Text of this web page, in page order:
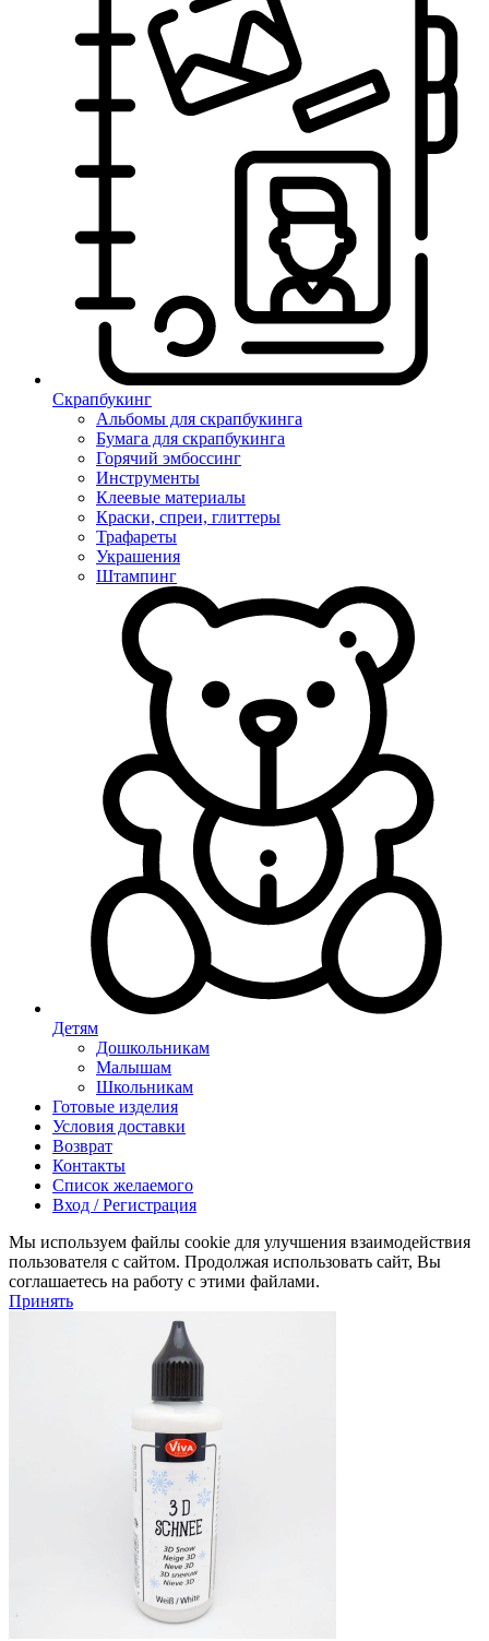
Скрапбукинг
Альбомы для скрапбукинга
Бумага для скрапбукинга
Горячий эмбоссинг
Инструменты
Клеевые материалы
Краски, спреи, глиттеры
Трафареты
Украшения
Штампинг
Детям
Дошкольникам
Малышам
Школьникам
Готовые изделия
Условия доставки
Возврат
Контакты
Список желаемого
Вход / Регистрация
Мы используем файлы cookie для улучшения взаимодействия
пользователя с сайтом. Продолжая использовать сайт, Вы
соглашаетесь на работу с этими файлами.
Принять